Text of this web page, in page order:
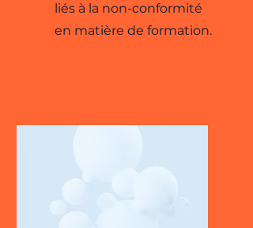
liés à la non-conformité
en matière de formation.